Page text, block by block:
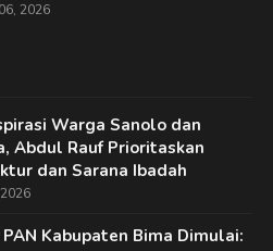
2026
Warga Sanolo dan
Abdul Rauf Prioritaskan
dan Sarana Ibadah
PAN Kabupaten Bima Dimulai: